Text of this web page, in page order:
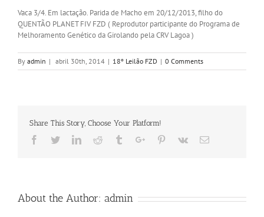
Vaca 3/4. Em lactação. Parida de Macho em 20/12/2013, filho do
QUENTÃO PLANET FIV FZD ( Reprodutor participante do Programa de
Melhoramento Genético da Girolando pela CRV Lagoa )
By admin | abril 30th, 2014 | 18º Leilão FZD | 0 Comments
Share This Story, Choose Your Platform!
Facebook
TwitterLinkedinReddit TumblrGoogle+Pinterest
Vk Email
About the Author: admin